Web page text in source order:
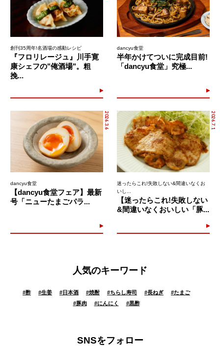
創刊35周年!名酒場の感動レシピ
『フロリレージュ』川手寛
康シェフの"俺酒場"。粗
挽...
dancyu食堂
半年かけてついに完成目前!
「dancyu食堂」究極...
2026.3.6
dancyu食堂
【dancyu食堂フェア】最新
号「ニューたまごパラ...
2026.7.1
迷ったらこれ!失敗しない&間違いなくお
いし...
【迷ったらこれ!失敗しない
&間違いなくおいしい「豚...
人気のキーワード
#酢 #生姜 #日本酒 #焼酎 #ちらし寿司 #長ねぎ #たまご
#豚肉 #にんにく #黒酢
SNSをフォロー